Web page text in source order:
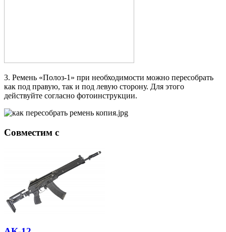
3. Ремень «Полоз-1» при необходимости можно пересобрать
как под правую, так и под левую сторону. Для этого
действуйте согласно фотоинструкции.
Совместим с